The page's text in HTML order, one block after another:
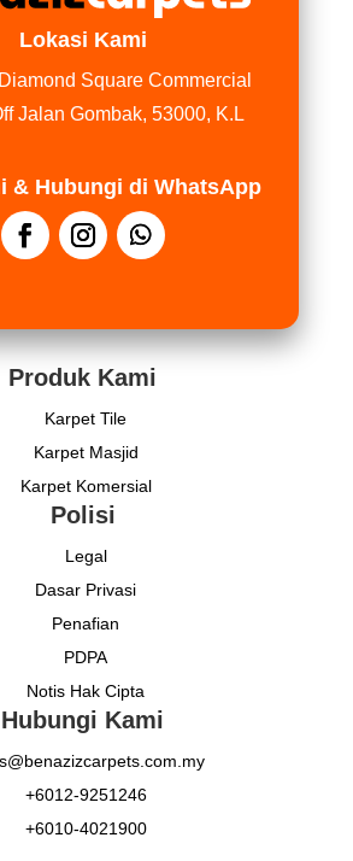
Lokasi Kami
Square Commercial
Jalan Gombak, 53000, K.L
& Hubungi di WhatsApp
Produk Kami
Karpet Tile
Karpet Masjid
Karpet Komersial
Polisi
Legal
Dasar Privasi
Penafian
PDPA
Notis Hak Cipta
Hubungi Kami
+6012-9251246
+6010-4021900